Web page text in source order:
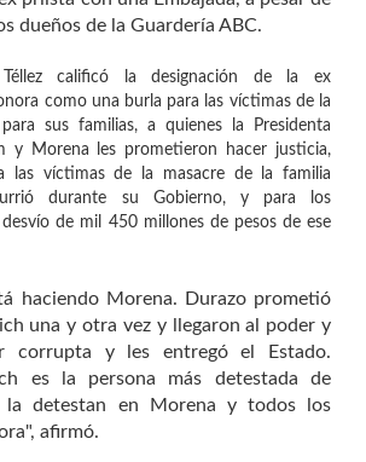
dueños de la Guardería ABC.
calificó la designación de la ex
como una burla para las víctimas de la
sus familias, a quienes la Presidenta
y Morena les prometieron hacer justicia,
las víctimas de la masacre de la familia
durante su Gobierno, y para los
de mil 450 millones de pesos de ese
haciendo Morena. Durazo prometió
una y otra vez y llegaron al poder y
corrupta y les entregó el Estado.
es la persona más detestada de
la detestan en Morena y todos los
afirmó.